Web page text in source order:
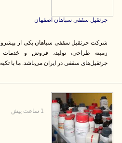
جرثقیل سقفی سپاهان اصفهان
شرکت جرثقیل سقفی سپاهان یکی از
زمینه طراحی، تولید، فروش و
جرثقیل‌های سقفی در ایران می‌باشد. ما با تکیه